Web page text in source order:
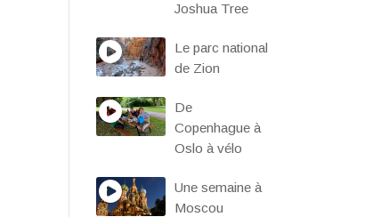
Joshua Tree
Le parc national
de Zion
De
Copenhague à
Oslo à vélo
Une semaine à
Moscou